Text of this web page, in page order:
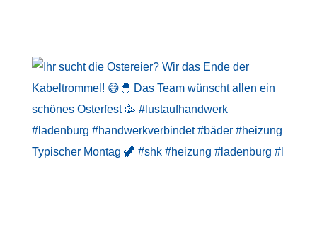
Typischer Montag 🦖 #shk #heizung #ladenburg #l